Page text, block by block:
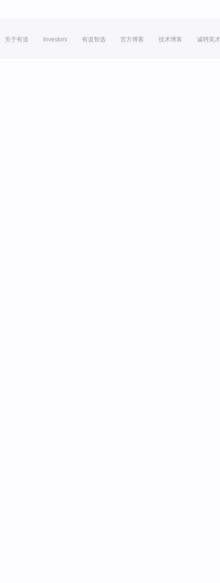
关于有道 Investors 有道智选 官方博客 技术博客 诚聘英才